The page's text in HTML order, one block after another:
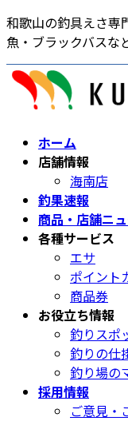
コ
ン
テ
ン
ナ
ビ
ゲ
ー
和歌山の釣具えさ専
魚・ブラックバスな
ホーム
店舗情報
海南店
釣果速報
商品・店舗ニ
各種サービス
エサ
ポイント
商品券
お役立ち情報
釣りスポ
釣りの仕
釣り場の
採用情報
ご意見・